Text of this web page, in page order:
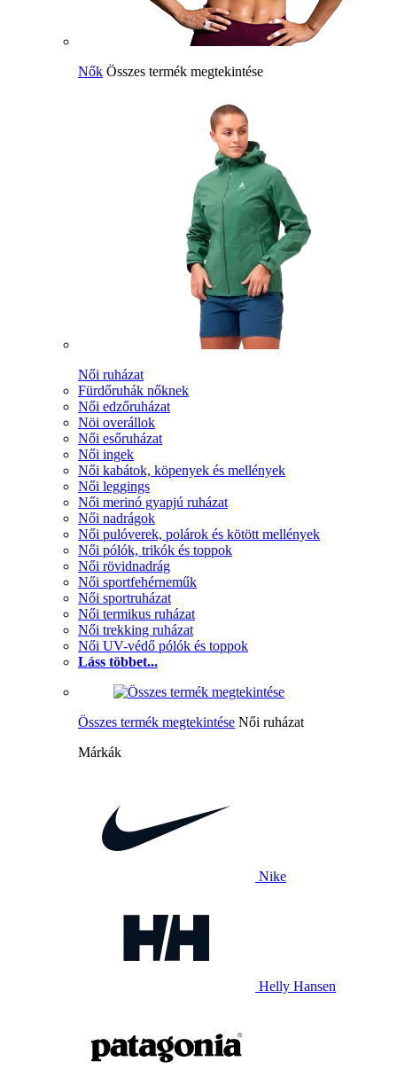
Nők Összes termék megtekintése
Női ruházat
Fürdőruhák nőknek
Női edzőruházat
Nöi overállok
Női esőruházat
Női ingek
Női kabátok, köpenyek és mellények
Női leggings
Női merinó gyapjú ruházat
Női nadrágok
Női pulóverek, polárok és kötött mellények
Női pólók, trikók és toppok
Női rövidnadrág
Női sportfehérneműk
Női sportruházat
Női termikus ruházat
Női trekking ruházat
Női UV-védő pólók és toppok
Láss többet...
Összes termék megtekintése Női ruházat
Márkák
Nike
Helly Hansen